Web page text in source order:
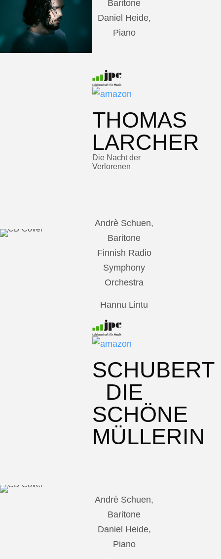
Baritone
Daniel Heide,
Piano
THOMAS
LARCHER
Die Nacht der
Verlorenen
Andrè Schuen,
Baritone
Finnish Radio
Symphony
Orchestra
Hannu Lintu
SCHUBERT
DIE
SCHÖNE
MÜLLERIN
Andrè Schuen,
Baritone
Daniel Heide,
Piano